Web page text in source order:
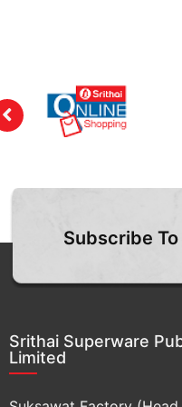
Subscribe
Srithai Superware
Limited